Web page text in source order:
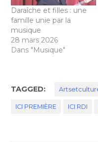
Daraîche et filles : une
famille unie par la
musique
28 mars 2026
Dans "Musique"
TAGGED:
ICI PREMIÈRE ICI RDI